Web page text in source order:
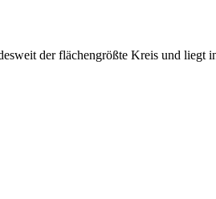
der flächengrößte Kreis und liegt